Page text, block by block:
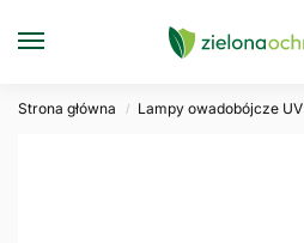
Strona główna / Lampy owadobójcze UV